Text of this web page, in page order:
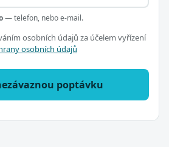
— telefon, nebo e-mail.
osobních údajů za účelem vyřízení
osobních údajů
poptávku